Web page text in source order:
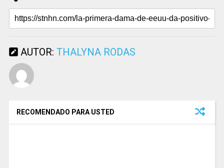
AUTOR: THALYNA RODAS
RECOMENDADO PARA USTED